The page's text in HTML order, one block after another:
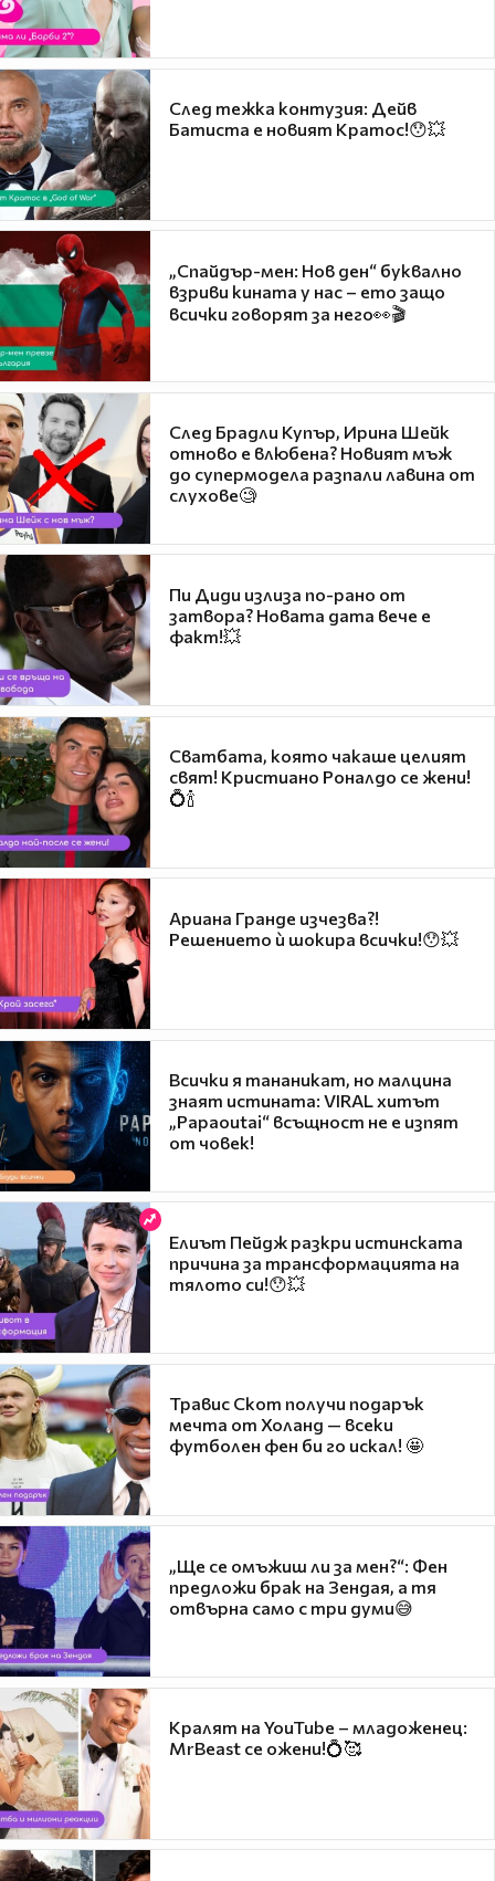
След тежка контузия: Дейв
Батиста е новият Кратос!😯💥
„Спайдър-мен: Нов ден“ буквално
взриви кината у нас – ето защо
всички говорят за него👀🎬
След Брадли Купър, Ирина Шейк
отново е влюбена? Новият мъж
до супермодела разпали лавина от
слухове🧐
Пи Диди излиза по-рано от
затвора? Новата дата вече е
факт!💥
Сватбата, която чакаше целият
свят! Кристиано Роналдо се жени!
💍🍾
Ариана Гранде изчезва?!
Решението ѝ шокира всички!😯💥
Всички я тананикат, но малцина
знаят истината: VIRAL хитът
„Papaoutai“ всъщност не е изпят
от човек!
Елиът Пейдж разкри истинската
причина за трансформацията на
тялото си!😯💥
Травис Скот получи подарък
мечта от Холанд — всеки
футболен фен би го искал! 🤩
„Ще се омъжиш ли за мен?“: Фен
предложи брак на Зендая, а тя
отвърна само с три думи😅
Кралят на YouTube – младоженец:
MrBeast се ожени!💍🥰